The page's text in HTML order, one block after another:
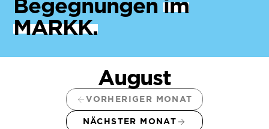
Begegnungenim
MARKK.
August
VORHERIGER MONAT
NÄCHSTER MONAT